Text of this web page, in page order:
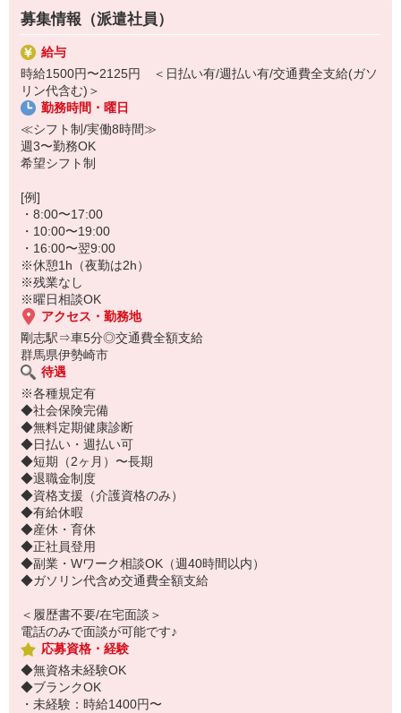
・料理の盛り付けや配膳など
・健康状態に合わせた介助
・お散歩の付き添い など
難しいケアよりも「暮らしのサポート」がメインになるので、介助
業務が少なめ★
▼いろいろな働き方に対応
・最短2か月〜勤務OK◎
・マイペースに働きたい方
募集情報（派遣社員）
給与
時給1500円〜2125円 ＜日払い有/週払い有/交通費全支給(ガソ
リン代含む)＞
勤務時間・曜日
≪シフト制/実働8時間≫
週3〜勤務OK
希望シフト制
[例]
・8:00〜17:00
・10:00〜19:00
・16:00〜翌9:00
※休憩1h（夜勤は2h）
※残業なし
※曜日相談OK
アクセス・勤務地
剛志駅⇒車5分◎交通費全額支給
群馬県伊勢崎市
待遇
※各種規定有
◆社会保険完備
◆無料定期健康診断
◆日払い・週払い可
◆短期（2ヶ月）〜長期
◆退職金制度
◆資格支援（介護資格のみ）
◆有給休暇
◆産休・育休
◆正社員登用
◆副業・Wワーク相談OK（週40時間以内）
◆ガソリン代含め交通費全額支給
＜履歴書不要/在宅面談＞
電話のみで面談が可能です♪
応募資格・経験
◆無資格未経験OK
◆ブランクOK
・未経験：時給1400円〜